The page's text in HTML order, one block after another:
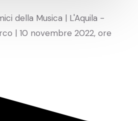
della Musica | L'Aquila -
| 10 novembre 2022, ore